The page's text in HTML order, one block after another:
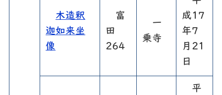
木造釈
迦如来坐
像
富
田
264
一
乗寺
成17
年7
月21
日
平